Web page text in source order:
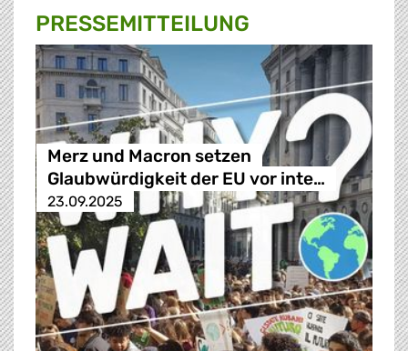
PRESSE­MITTEILUNG
Merz und Macron setzen
Glaubwürdigkeit der EU vor inte…
23.09.2025